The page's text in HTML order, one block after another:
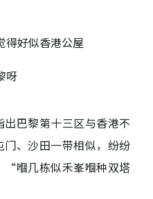
得好似香港公屋
呀
巴黎第十三区与香港不
、沙田一带相似，纷纷
嗰几栋似禾峯嗰种双塔